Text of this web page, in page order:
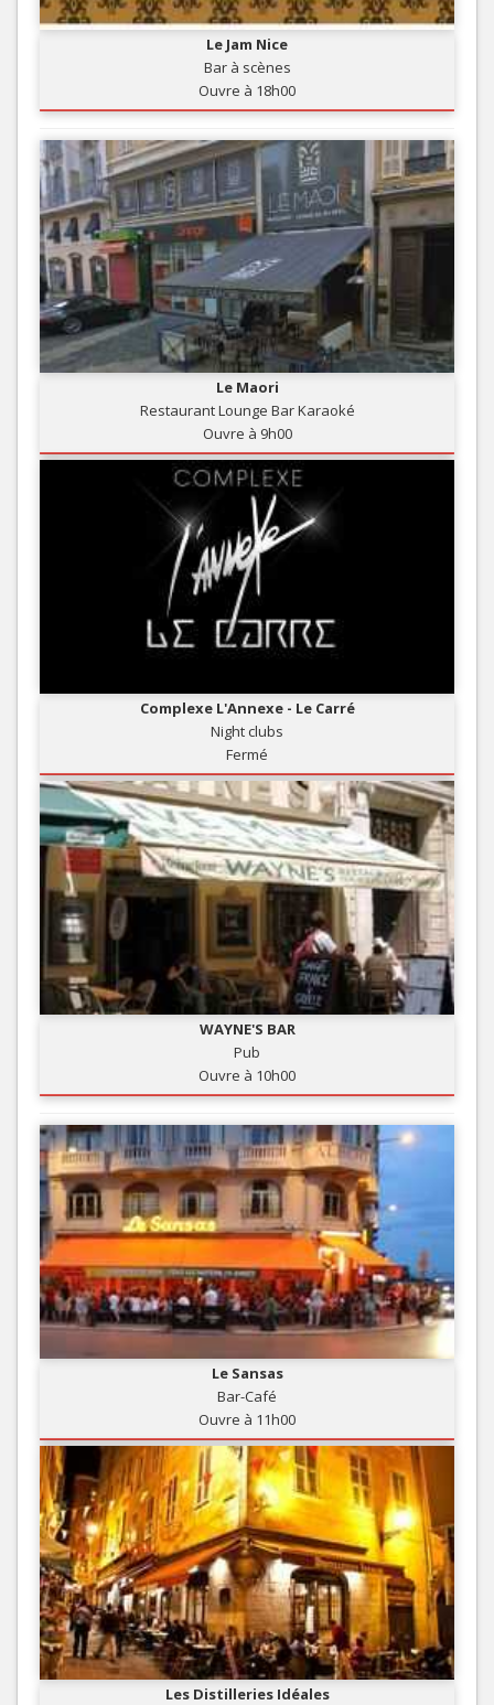
Le Jam Nice
Bar à scènes
Ouvre à 18h00
Le Maori
Restaurant Lounge Bar Karaoké
Ouvre à 9h00
Complexe L'Annexe - Le Carré
Night clubs
Fermé
WAYNE'S BAR
Pub
Ouvre à 10h00
Le Sansas
Bar-Café
Ouvre à 11h00
Les Distilleries Idéales